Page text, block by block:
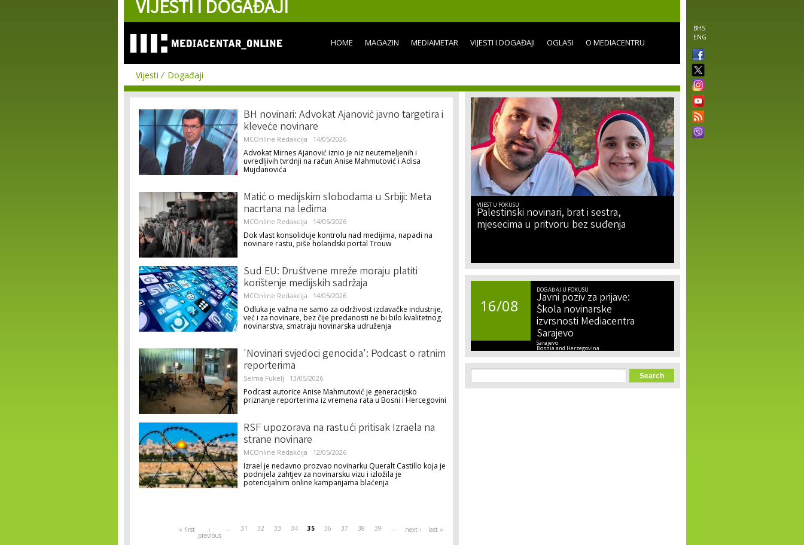
content
VIJESTI I DOGAĐAJI
BHS
ENG
HOME MAGAZIN MEDIAMETAR VIJESTI I DOGAĐAJI OGLASI O MEDIACENTRU
Vijesti Događaji
BH novinari: Advokat Ajanović javno targetira i
kleveće novinare
MCOnline Redakcija 14/05/2026
Advokat Mirnes Ajanović iznio je niz neutemeljenih i
uvredljivih tvrdnji na račun Anise Mahmutović i Adisa
Mujdanovića
Matić o medijskim slobodama u Srbiji: Meta
nacrtana na leđima
MCOnline Redakcija 14/05/2026
Dok vlast konsoliduje kontrolu nad medijima, napadi na
novinare rastu, piše holandski portal Trouw
Sud EU: Društvene mreže moraju platiti
korištenje medijskih sadržaja
MCOnline Redakcija 14/05/2026
Odluka je važna ne samo za održivost izdavačke industrije,
već i za novinare, bez čije predanosti ne bi bilo kvalitetnog
novinarstva, smatraju novinarska udruženja
'Novinari svjedoci genocida': Podcast o ratnim
reporterima
Selma Fukelj 13/05/2026
Podcast autorice Anise Mahmutović je generacijsko
priznanje reporterima iz vremena rata u Bosni i Hercegovini
RSF upozorava na rastući pritisak Izraela na
strane novinare
MCOnline Redakcija 12/05/2026
Izrael je nedavno prozvao novinarku Queralt Castillo koja je
podnijela zahtjev za novinarsku vizu i izložila je
potencijalnim online kampanjama blaćenja
« first ‹
previous
… 31 32 33 34 35 36 37 38 39 … next › last »
VIJEST U FOKUSU
Palestinski novinari, brat i sestra,
mjesecima u pritvoru bez suđenja
16/08
DOGAĐAJ U FOKUSU
Javni poziv za prijave:
Škola novinarske
izvrsnosti Mediacentra
Sarajevo
Sarajevo
Bosnia and Herzegovina
Search form
Search